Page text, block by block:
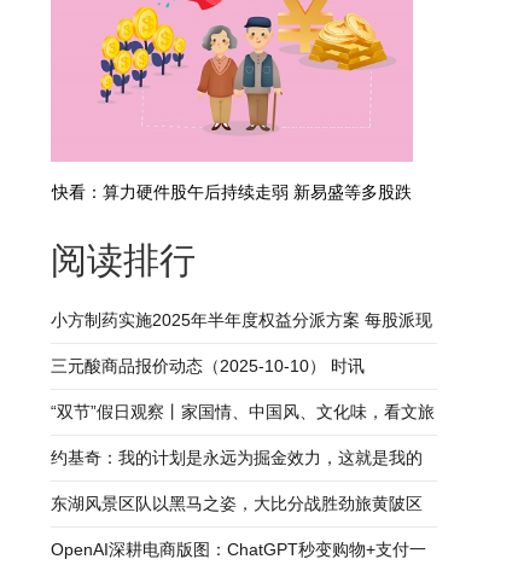
快看：算力硬件股午后持续走弱 新易盛等多股跌
阅读排行
小方制药实施2025年半年度权益分派方案 每股派现
0.7元-热门
三元酸商品报价动态（2025-10-10） 时讯
“双节”假日观察丨家国情、中国风、文化味，看文旅
融合如何赋能假日经济
约基奇：我的计划是永远为掘金效力，这就是我的
答案_焦点速读
东湖风景区队以黑马之姿，大比分战胜劲旅黄陂区
队_新消息
OpenAI深耕电商版图：ChatGPT秒变购物+支付一